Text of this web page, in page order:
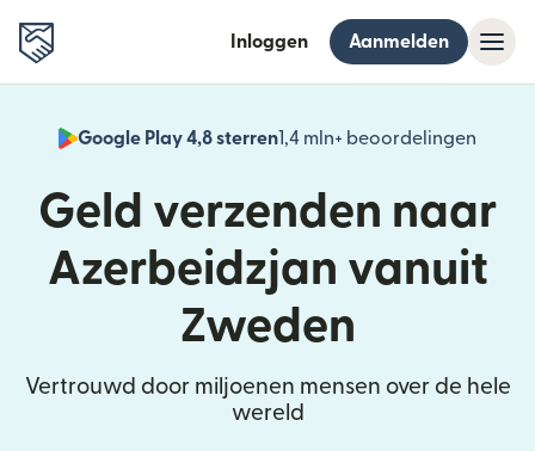
Inloggen Aanmelden
Google Play 4,8 sterren1,4 mln+ beoordelingen
Geld verzenden naar
Azerbeidzjan vanuit
Zweden
Vertrouwd door miljoenen mensen over de hele
wereld